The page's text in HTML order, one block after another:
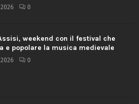
0
weekend con il festival che
e popolare la musica medievale
0